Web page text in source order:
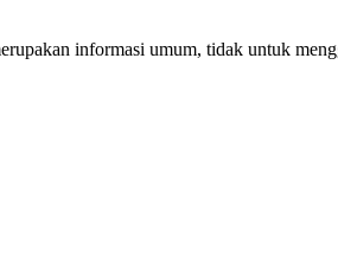
informasi umum, tidak untuk